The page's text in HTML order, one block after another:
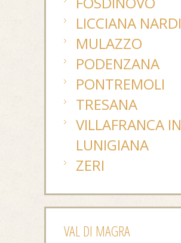
LICCIANA NARDI
MULAZZO
PODENZANA
PONTREMOLI
TRESANA
VILLAFRANCA IN
LUNIGIANA
ZERI
VAL DI MAGRA